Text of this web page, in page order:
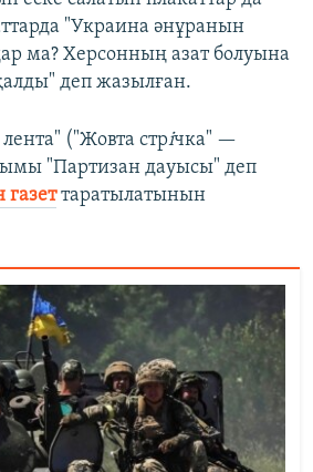
"Украина әнұранын
ма? Херсонның азат болуына
деп жазылған.
("Жовта стрічка" —
"Партизан дауысы" деп
таратылатынын